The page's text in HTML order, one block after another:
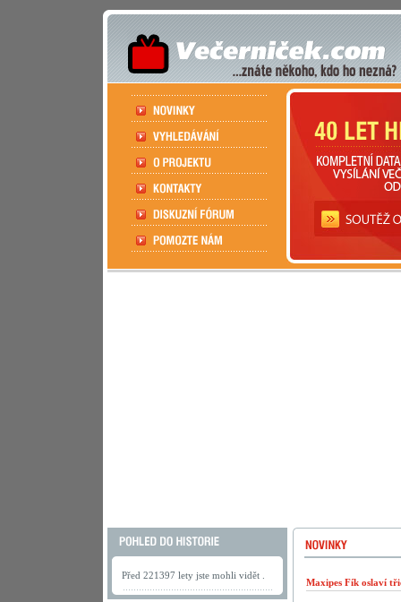
Před 221397 lety jste mohli vidět .
Maxipes Fík oslaví